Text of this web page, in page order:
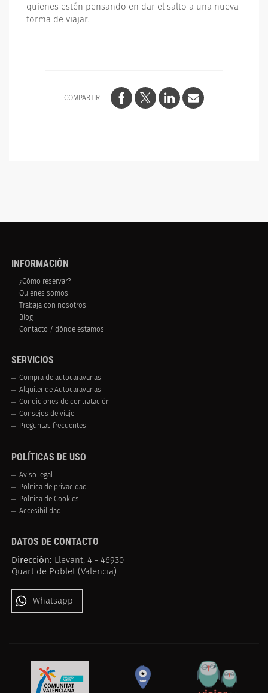
quienes estén pensando en dar el salto a una nueva
forma de viajar.
COMPARTIR:
INFORMACIÓN
¿Cómo reservar?
Quienes somos
Trabaja con nosotros
Blog
Contacto / dónde estamos
SERVICIOS
Compra de autocaravanas
Alquiler de Autocaravanas
Condiciones de contratación
Consejos de viaje
Preguntas frecuentes
POLÍTICAS DE USO
Aviso legal
Política de privacidad
Política de Cookies
Accesibilidad
DATOS DE CONTACTO
Dirección: Llevant, 4 - 46930
Quart de Poblet (Valencia)
Whatsapp